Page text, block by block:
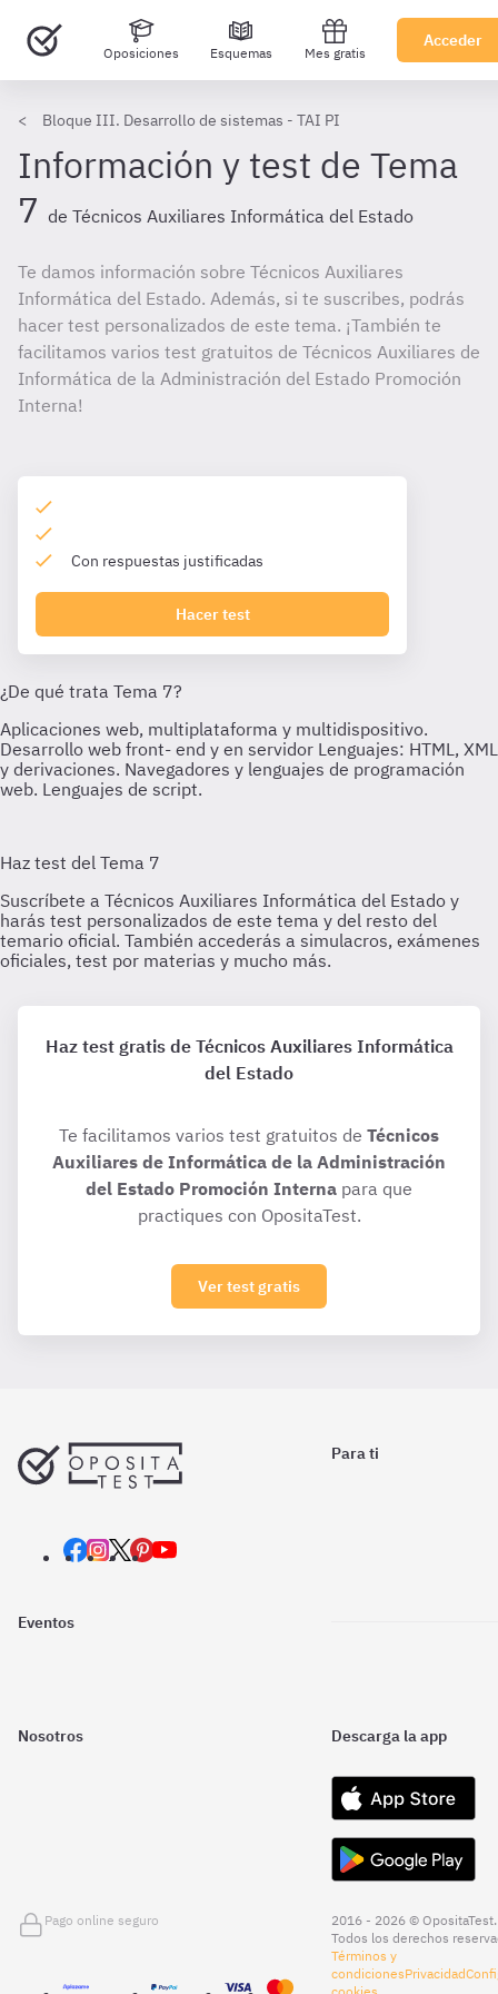
Oposiciones Esquemas Mes gratis
Acceder
Bloque III. Desarrollo de sistemas - TAI PI
Información y test de Tema
7 de Técnicos Auxiliares Informática del Estado
Te damos información sobre Técnicos Auxiliares
Informática del Estado. Además, si te suscribes, podrás
hacer test personalizados de este tema. ¡También te
facilitamos varios test gratuitos de Técnicos Auxiliares de
Informática de la Administración del Estado Promoción
Interna!
Con respuestas justificadas
Hacer test
Haz test gratis de Técnicos Auxiliares Informática
del Estado
Te facilitamos varios test gratuitos de Técnicos
Auxiliares de Informática de la Administración
del Estado Promoción Interna para que
practiques con OpositaTest.
Ver test gratis
Para ti
Eventos
Nosotros Descarga la app
Pago online seguro
2016 - 2026 © OpositaTest.
Todos los derechos
Términos y
condicionesPrivacidad